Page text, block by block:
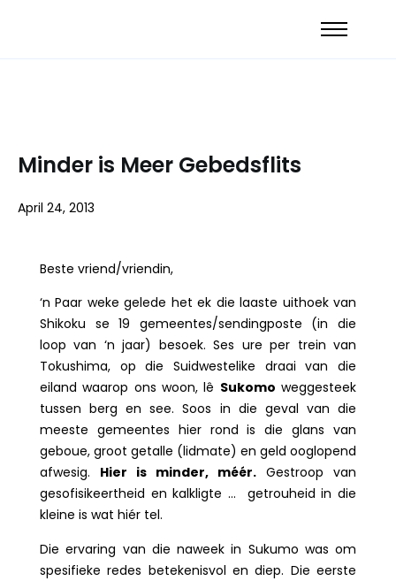
Minder is Meer Gebedsflits
April 24, 2013
Beste vriend/vriendin,
‘n Paar weke gelede het ek die laaste uithoek van
Shikoku se 19 gemeentes/sendingposte (in die
loop van ‘n jaar) besoek. Ses ure per trein van
Tokushima, op die Suidwestelike draai van die
eiland waarop ons woon, lê Sukomo weggesteek
tussen berg en see. Soos in die geval van die
meeste gemeentes hier rond is die glans van
geboue, groot getalle (lidmate) en geld ooglopend
afwesig. Hier is minder, méér. Gestroop van
gesofisikeertheid en kalkligte … getrouheid in die
kleine is wat hiér tel.
Die ervaring van die naweek in Sukumo was om
spesifieke redes betekenisvol en diep. Die eerste